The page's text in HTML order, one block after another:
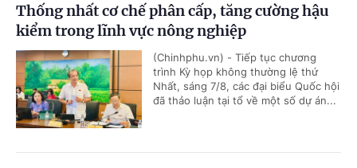
Thống nhất cơ chế phân cấp, tăng cường hậu
kiểm trong lĩnh vực nông nghiệp
(Chinhphu.vn) - Tiếp tục chương
trình Kỳ họp không thường lệ thứ
Nhất, sáng 7/8, các đại biểu Quốc hội
đã thảo luận tại tổ về một số dự án...